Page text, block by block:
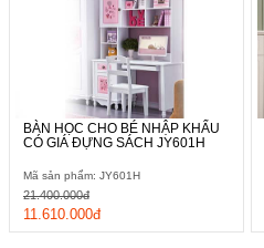
BÀN HỌC CHO BÉ NHẬP KHẨU
CÓ GIÁ ĐỰNG SÁCH JY601H
Mã sản phẩm: JY601H
11.610.000đ
21.400.000đ